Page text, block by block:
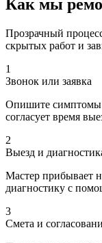
Как мы
Прозрачный
скрытых работ и
1
Звонок или заявка
Опишите симптомы
согласует время
2
Выезд и
Мастер прибывает
диагностику с
3
Смета и